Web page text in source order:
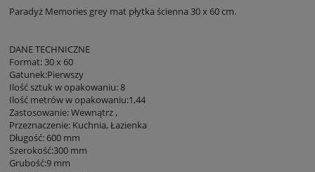
Paradyż Memories grey mat płytka ścienna 30 x 60 cm.
DANE TECHNICZNE
Format: 30 x 60
Gatunek:Pierwszy
Ilość sztuk w opakowaniu: 8
Ilość metrów w opakowaniu:1,44
Zastosowanie: Wewnątrz ,
Przeznaczenie: Kuchnia, Łazienka
Długość: 600 mm
Szerokość:300 mm
Grubość:9 mm